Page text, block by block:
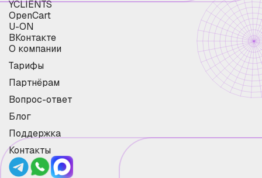
YCLIENTS
OpenCart
U-ON
ВКонтакте
О компании
Тарифы
Партнёрам
Вопрос-ответ
Блог
Поддержка
Контакты